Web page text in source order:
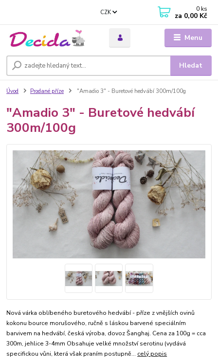
Menu
CZK
Hledat
0 ks
za 0,00 Kč
Úvod Prodané příze "Amadio 3" - Buretové hedvábí 300m/100g
"Amadio 3" - Buretové hedvábí
300m/100g
Nová várka oblíbeného buretového hedvábí - příze z vnějších ovinů
kokonu bource morušového, ručně s láskou barvené speciálním
barvivem na hedvábí, česká výroba, dovoz Šanghaj. Cena za 100g = cca
300m, jehlice 3-4mm Obsahuje velké množství serotinu (vydává
specifickou vůni, která však praním postupně... celý popis